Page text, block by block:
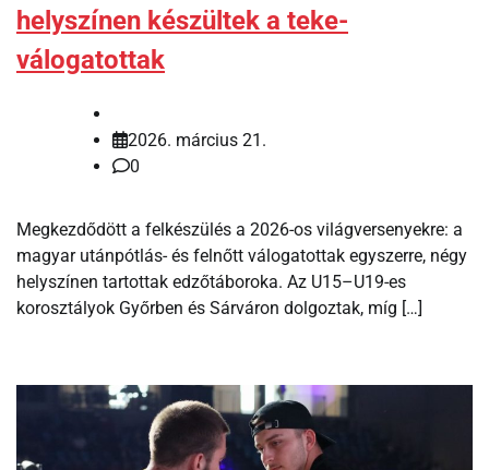
helyszínen készültek a teke-
válogatottak
2026. március 21.
0
Megkezdődött a felkészülés a 2026-os világversenyekre: a
magyar utánpótlás- és felnőtt válogatottak egyszerre, négy
helyszínen tartottak edzőtáboroka. Az U15–U19-es
korosztályok Győrben és Sárváron dolgoztak, míg […]